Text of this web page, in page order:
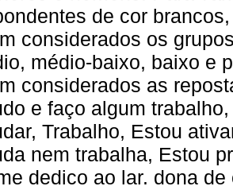
de cor
considerados os
médio-baixo, baixo e
considerados as
e faço algum
Trabalho, Estou
nem trabalha, Estou
dedico ao lar. dona